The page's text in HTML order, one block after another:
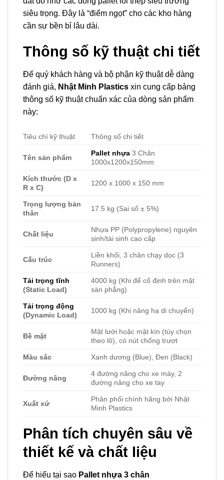
siêu trọng. Đây là “điểm ngọt” cho các kho hàng
cần sự bền bỉ lâu dài.
Thông số kỹ thuật chi tiết
Để quý khách hàng và bộ phận kỹ thuật dễ dàng
đánh giá, Nhật Minh Plastics xin cung cấp bảng
thông số kỹ thuật chuẩn xác của dòng sản phẩm
này:
Tiêu chí kỹ thuật Thông số chi tiết
Tên sản phẩm
Pallet nhựa 3 Chân
1000x1200x150mm
Kích thước (D x
R x C)
1200 x 1000 x 150 mm
Trọng lượng bản
thân
17.5 kg (Sai số ± 5%)
Chất liệu
Nhựa PP (Polypropylene) nguyên
sinh/tái sinh cao cấp
Cấu trúc
Liền khối, 3 chân chạy dọc (3
Runners)
Tải trọng tĩnh
(Static Load)
4000 kg (Khi để cố định trên mặt
sàn phẳng)
Tải trọng động
(Dynamic Load)
1000 kg (Khi nâng hạ di chuyển)
Bề mặt
Mặt lưới hoặc mặt kín (tùy chọn
theo lô), có nút chống trượt
Màu sắc Xanh dương (Blue), Đen (Black)
Đường nâng
4 đường nâng cho xe máy, 2
đường nâng cho xe tay
Xuất xứ
Phân phối chính hãng bởi Nhật
Minh Plastics
Phân tích chuyên sâu về
thiết kế và chất liệu
Để hiểu tại sao Pallet nhựa 3 chân